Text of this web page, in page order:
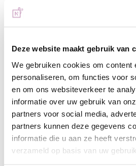
Deze website maakt gebruik van
We gebruiken cookies om content
personaliseren, om functies voor
en om ons websiteverkeer te
informatie over uw gebruik van
partners voor social media,
partners kunnen deze gegevens
informatie die u aan ze heeft
verzameld op basis van uw
jouw salon.
Benieuwd welke geuren in deze
bekijken tussen alle geuren en zien
heerlijke parfums zitten. Je bekijkt ze
Tip: gebruik 1 van iedere geur als
je verkopen. Zijn de favoriete
4st aankopen om jouw display weer